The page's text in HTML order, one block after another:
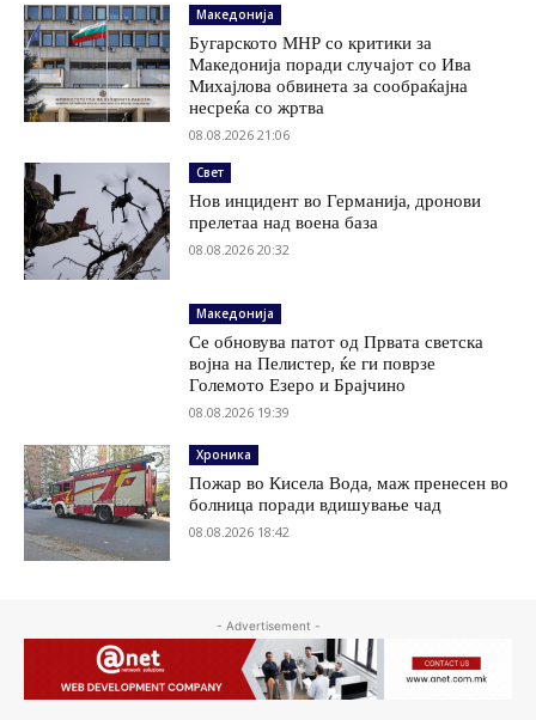
Македонија
Бугарското МНР со критики за
Македонија поради случајот со Ива
Михајлова обвинета за сообраќајна
несреќа со жртва
08.08.2026 21:06
Свет
Нов инцидент во Германија, дронови
прелетаа над воена база
08.08.2026 20:32
Македонија
Се обновува патот од Првата светска
војна на Пелистер, ќе ги поврзе
Големото Езеро и Брајчино
08.08.2026 19:39
Хроника
Пожар во Кисела Вода, маж пренесен во
болница поради вдишување чад
08.08.2026 18:42
- Advertisement -